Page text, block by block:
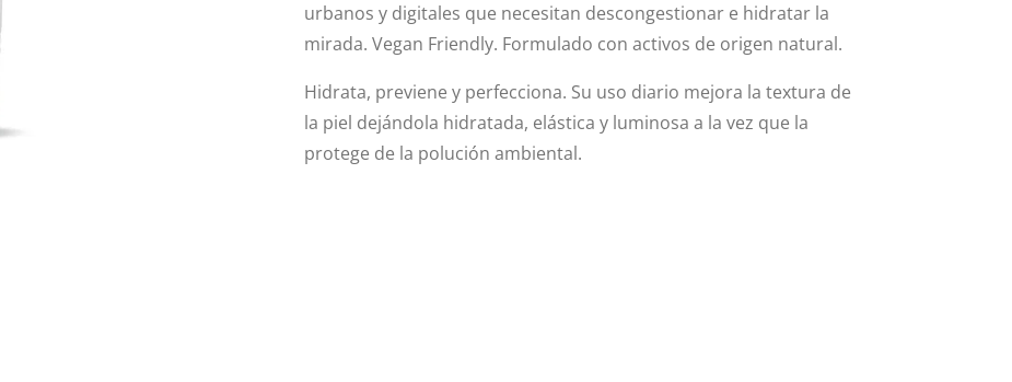
urbanos y digitales que necesitan descongestionar e hidratar la
mirada. Vegan Friendly. Formulado con activos de origen natural.
Hidrata, previene y perfecciona. Su uso diario mejora la textura de
la piel dejándola hidratada, elástica y luminosa a la vez que la
protege de la polución ambiental.